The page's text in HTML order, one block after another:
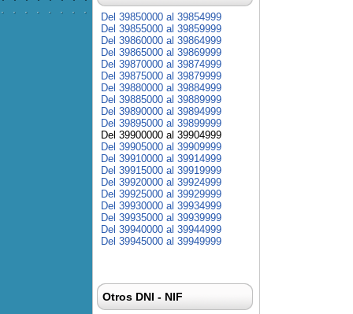
Del 39850000 al 39854999
Del 39855000 al 39859999
Del 39860000 al 39864999
Del 39865000 al 39869999
Del 39870000 al 39874999
Del 39875000 al 39879999
Del 39880000 al 39884999
Del 39885000 al 39889999
Del 39890000 al 39894999
Del 39895000 al 39899999
Del 39900000 al 39904999
Del 39905000 al 39909999
Del 39910000 al 39914999
Del 39915000 al 39919999
Del 39920000 al 39924999
Del 39925000 al 39929999
Del 39930000 al 39934999
Del 39935000 al 39939999
Del 39940000 al 39944999
Del 39945000 al 39949999
Otros DNI - NIF